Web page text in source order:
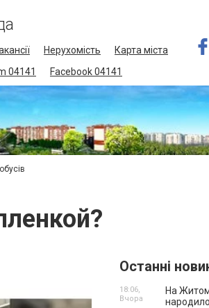
Нерухомість
Карта міста
04141 Facebook 04141
Останні
На
18:06,
Вчора